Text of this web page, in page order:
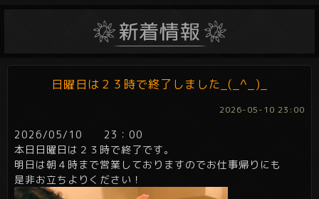
日曜日は２３時で終了しました_(_^_)_
2026-05-10 23:00
2026/05/10 23：00
本日日曜日は２３時で終了です。
明日は朝４時まで営業しておりますのでお仕事帰りにも
是非お立ちよりください！